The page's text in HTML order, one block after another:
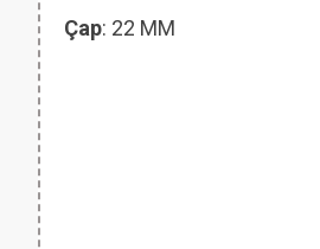
Çap: 22 MM